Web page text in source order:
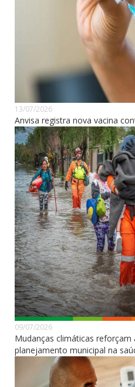
13/07/2026
Anvisa registra nova vacina
09/07/2026
Mudanças climáticas reforçam
planejamento municipal na